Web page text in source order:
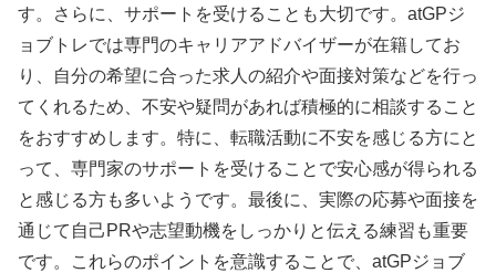
す。さらに、サポートを受けることも大切です。atGPジ
ョブトレでは専門のキャリアアドバイザーが在籍してお
り、自分の希望に合った求人の紹介や面接対策などを行っ
てくれるため、不安や疑問があれば積極的に相談すること
をおすすめします。特に、転職活動に不安を感じる方にと
って、専門家のサポートを受けることで安心感が得られる
と感じる方も多いようです。最後に、実際の応募や面接を
通じて自己PRや志望動機をしっかりと伝える練習も重要
です。これらのポイントを意識することで、atGPジョブ